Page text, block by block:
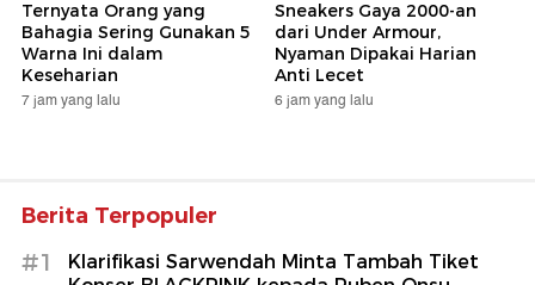
Ternyata Orang yang
Bahagia Sering Gunakan 5
Warna Ini dalam
Keseharian
7 jam yang lalu
Sneakers Gaya 2000-an
dari Under Armour,
Nyaman Dipakai Harian
Anti Lecet
6 jam yang lalu
Berita Terpopuler
#1
Klarifikasi Sarwendah Minta Tambah Tiket